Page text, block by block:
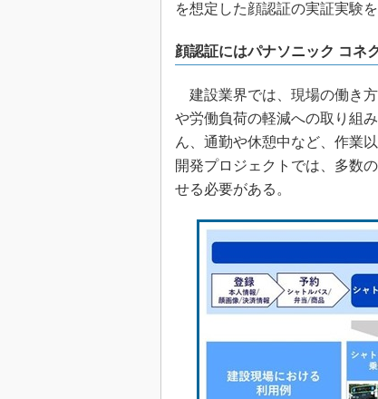
を想定した顔認証の実証実験を
顔認証にはパナソニック コネ
建設業界では、現場の働き
や労働負荷の軽減への取り組
ん、通勤や休憩中など、作業
開発プロジェクトでは、多数
せる必要がある。